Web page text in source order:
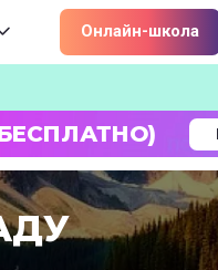
Онлайн-школа